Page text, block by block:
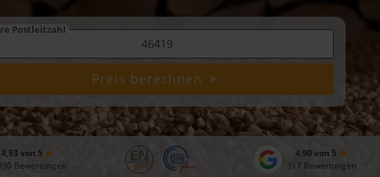
Postleitzahl
Preis berechnen
4,93 von 5
Bewertungen
4,90 von 5
317 Bewertungen